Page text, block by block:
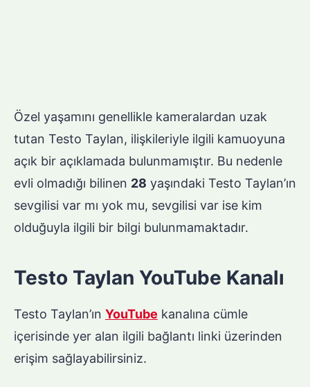
Özel yaşamını genellikle kameralardan uzak
tutan Testo Taylan, ilişkileriyle ilgili kamuoyuna
açık bir açıklamada bulunmamıştır. Bu nedenle
evli olmadığı bilinen 28 yaşındaki Testo Taylan’ın
sevgilisi var mı yok mu, sevgilisi var ise kim
olduğuyla ilgili bir bilgi bulunmamaktadır.
Testo Taylan YouTube Kanalı
Testo Taylan’ın YouTube kanalına cümle
içerisinde yer alan ilgili bağlantı linki üzerinden
erişim sağlayabilirsiniz.